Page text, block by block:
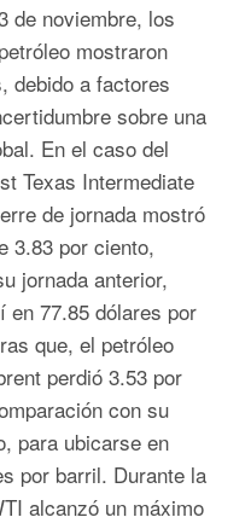
de noviembre, los
mostraron
debido a factores
sobre una
En el caso del
Texas Intermediate
de jornada mostró
3.83 por ciento,
jornada anterior,
en 77.85 dólares por
que, el petróleo
perdió 3.53 por
con su
para ubicarse en
por barril. Durante la
alcanzó un máximo